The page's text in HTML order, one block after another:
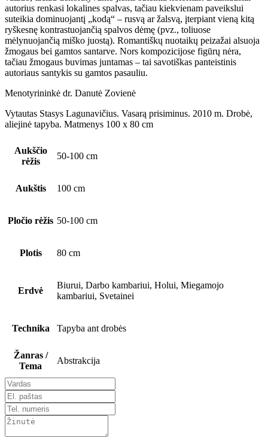
autorius renkasi lokalines spalvas, tačiau kiekvienam paveikslui
suteikia dominuojantį „kodą“ – rusvą ar žalsvą, įterpiant vieną kitą
ryškesnę kontrastuojančią spalvos dėmę (pvz., toliuose
mėlynuojančią miško juostą). Romantiškų nuotaikų peizažai alsuoja
žmogaus bei gamtos santarve. Nors kompozicijose figūrų nėra,
tačiau žmogaus buvimas juntamas – tai savotiškas panteistinis
autoriaus santykis su gamtos pasauliu.
Menotyrininkė dr. Danutė Zovienė
Vytautas Stasys Lagunavičius. Vasarą prisiminus. 2010 m. Drobė,
aliejinė tapyba. Matmenys 100 x 80 cm
Aukščio
rėžis
50-100 cm
Aukštis 100 cm
Pločio rėžis 50-100 cm
Plotis 80 cm
Erdvė
Biurui, Darbo kambariui, Holui, Miegamojo
kambariui, Svetainei
Technika Tapyba ant drobės
Žanras /
Tema
Abstrakcija